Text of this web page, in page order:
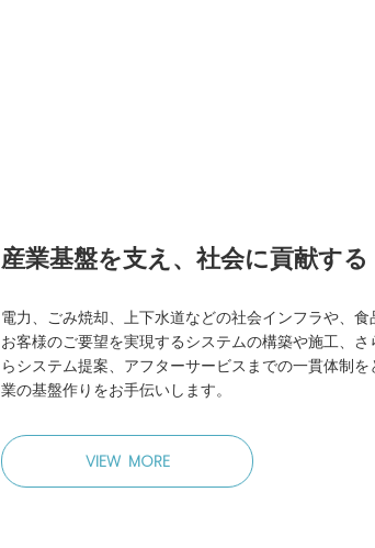
産業基盤を支え、社会に貢献する
電力、ごみ焼却、上下水道などの社会インフラや、食
お客様のご要望を実現するシステムの構築や施工、
らシステム提案、アフターサービスまでの一貫体制
業の基盤作りをお手伝いします。
VIEW MORE